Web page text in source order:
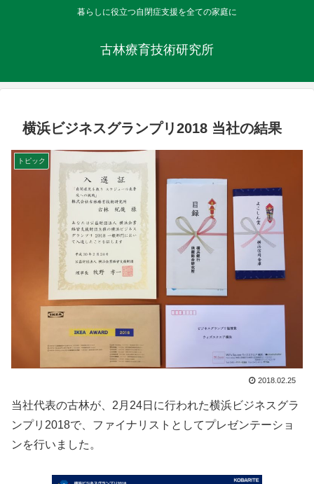
暮らしに役立つ自閉症支援を全ての家庭に
古林療育技術研究所
横浜ビジネスグランプリ2018 当社の結果
トピック
2018.02.25
当社代表の古林が、2月24日に行われた横浜ビジネスグラ
ンプリ2018で、ファイナリストとしてプレゼンテーショ
ンを行いました。